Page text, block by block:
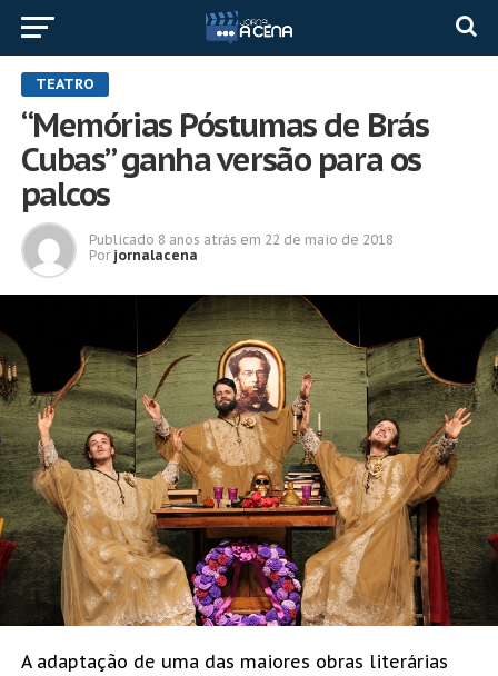
TEATRO
“Memórias Póstumas de Brás
Cubas” ganha versão para os
palcos
Publicado 8 anos atrás em 22 de maio de 2018
Por jornalacena
A adaptação de uma das maiores obras literárias